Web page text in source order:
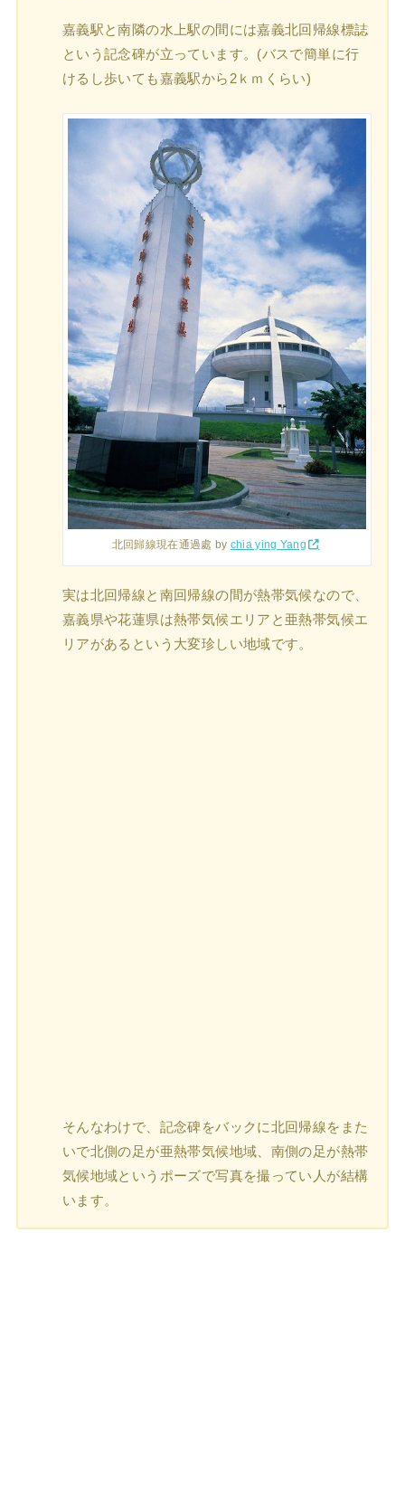
嘉義駅と南隣の水上駅の間には嘉義北回帰線標誌
という記念碑が立っています。(バスで簡単に行
けるし歩いても嘉義駅から2ｋｍくらい)
北回歸線現在通過處 by chia ying Yang
実は北回帰線と南回帰線の間が熱帯気候なので、
嘉義県や花蓮県は熱帯気候エリアと亜熱帯気候エ
リアがあるという大変珍しい地域です。
そんなわけで、記念碑をバックに北回帰線をまた
いで北側の足が亜熱帯気候地域、南側の足が熱帯
気候地域というポーズで写真を撮ってい人が結構
います。